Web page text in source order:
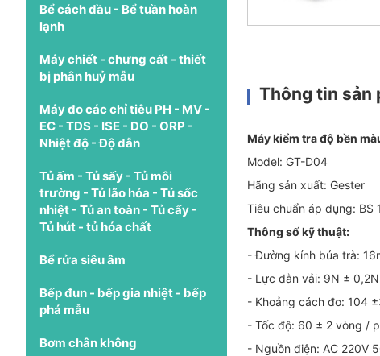
Bể cách dầu - Bể tuần hoàn
lạnh
Máy chiết - chưng cất - thiết
bị phân huỷ mẫu
Máy đo các chỉ tiêu PH - MV -
EC - TDS - ISE - DO - ORP -
Nhiệt độ - Độ dẫn
Tủ ấm - Tủ sấy - Tủ môi
trường - Tủ lão hóa - Tủ sốc
nhiệt - Tủ an toàn - Tủ cấy -
Tủ hút - tủ hóa chất
Bể rửa siêu âm
Bếp đun - bếp gia nhiệt - bếp
phá mẫu
Bơm chân không
Thông tin sản
Máy kiểm tra độ bền
Model: GT-D04
Hãng sản xuất: Gester
Tiêu chuẩn áp dụng: BS
Thông số kỹ thuật:
- Đường kính búa trà:
- Lực dằn vải: 9N ± 0,2N
- Khoảng cách đo: 104
- Tốc độ: 60 ± 2 vòng /
- Nguồn điện: AC 220V